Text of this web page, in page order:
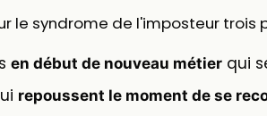
le syndrome de l'imposteur trois
en début de nouveau métier qui
repoussent le moment de se